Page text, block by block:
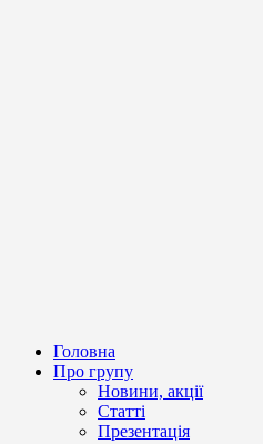
Головна
Про групу
Новини, акції
Статті
Презентація